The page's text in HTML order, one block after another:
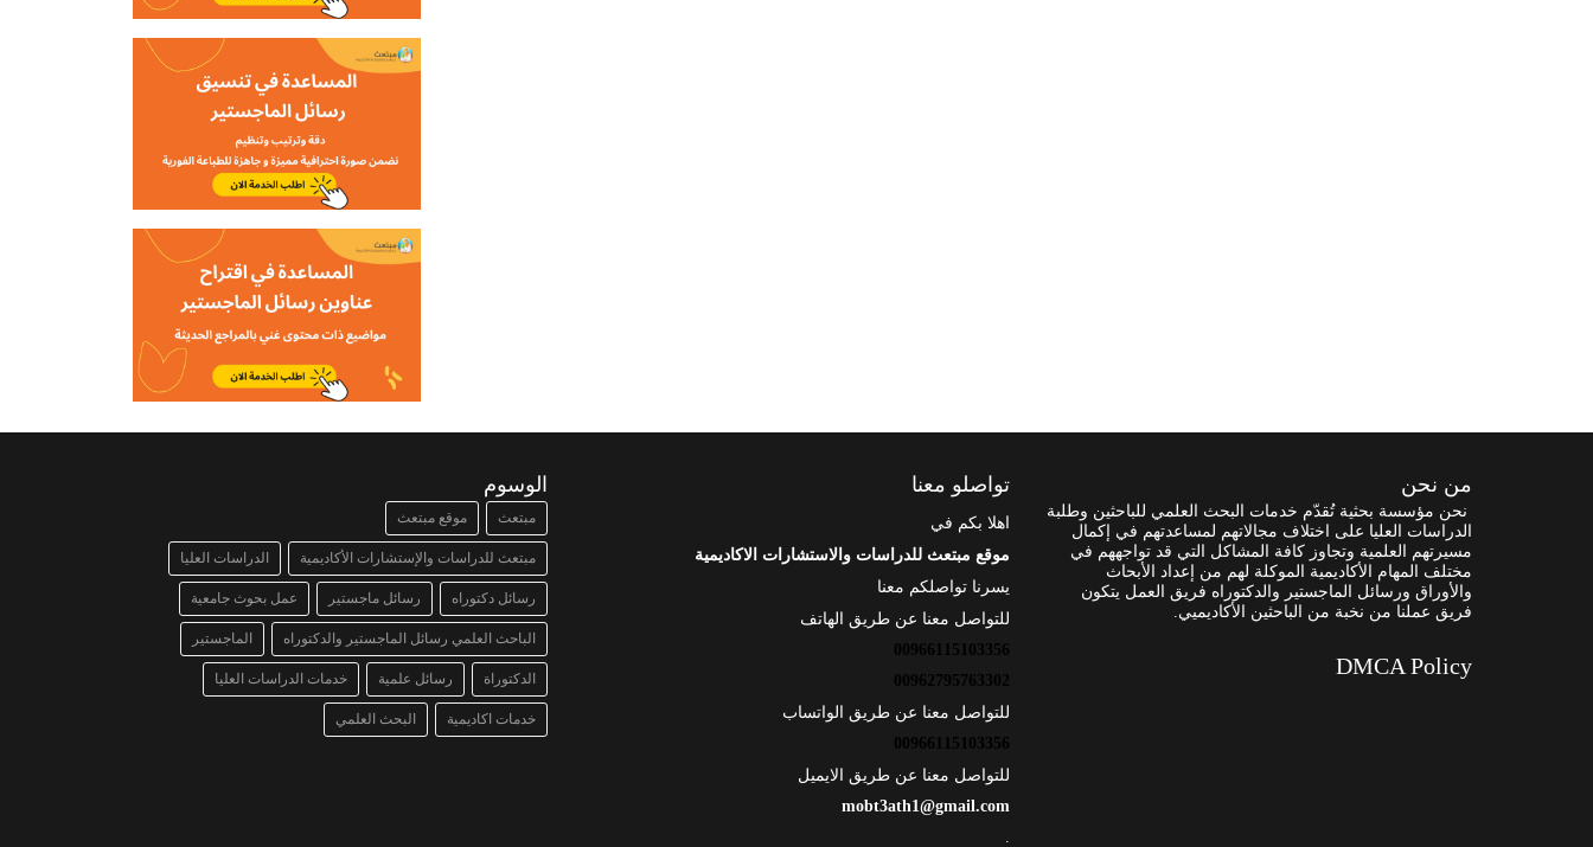
من نحن
نحن مؤسسة بحثية تُقدّم خدمات البحث العلمي للباحثين وطلبة
الدراسات العليا على اختلاف مجالاتهم لمساعدتهم في إكمال
مسيرتهم العلمية وتجاوز كافة المشاكل التي قد تواجههم في
مختلف المهام الأكاديمية الموكلة لهم من إعداد الأبحاث
والأوراق ورسائل الماجستير والدكتوراه فريق العمل يتكون
فريق عملنا من نخبة من الباحثين الأكاديميي.
DMCA Policy
تواصلو معنا
اهلا بكم في
موقع مبتعث للدراسات والاستشارات الاكاديمية
يسرنا تواصلكم معنا
للتواصل معنا عن طريق الهاتف
00966115103356
00962795763302
للتواصل معنا عن طريق الواتساب
00966115103356
للتواصل معنا عن طريق الايميل
mobt3ath1@gmail.com
الوسوم
مبتعث موقع مبتعث
مبتعث للدراسات والإستشارات الأكاديمية الدراسات العليا
رسائل دكتوراه رسائل ماجستير عمل بحوث جامعية
الباحث العلمي رسائل الماجستير والدكتوراه الماجستير
الدكتوراة رسائل علمية خدمات الدراسات العليا
خدمات اكاديمية البحث العلمي